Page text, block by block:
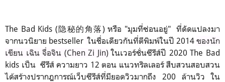
The Bad Kids (隐秘的角落) หรือ "มุมที่ซ่อนอยู่" ที่ดัดแปลงมา
จากนวนิยาย bestseller ในชื่อเดียวกันที่ตีพิมพ์ในปี 2014 ของนัก
เขียน เฉิน จื่อจิน (Chen Zi Jin)ในเวอร์ชั่นซีรีส์ปี 2020 The Bad
kids เป็น ซีรีส์ ความยาว 12 ตอน แนวทริลเลอร์ สืบสวนสอบสวน
ได้สร้างปรากฎการณ์เว็บซีรีส์ที่มียอดวิวมากถึง 200 ล้านวิว ใน